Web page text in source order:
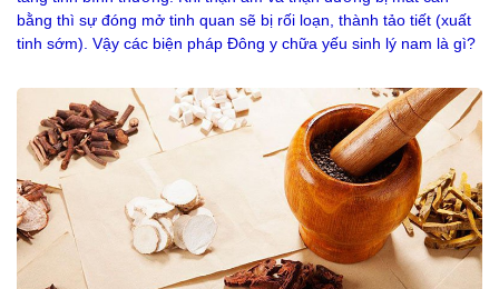
bằng thì sự đóng mở tinh quan sẽ bị rối loạn, thành tảo tiết (xuất
tinh sớm). Vậy các biện pháp Đông y chữa yếu sinh lý nam là gì?